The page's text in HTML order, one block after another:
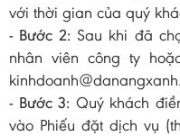
với thời gian của quý
- Bước 2: Sau khi đã
nhân viên công ty
- Bước 3: Quý khách
vào Phiếu đặt dịch vụ